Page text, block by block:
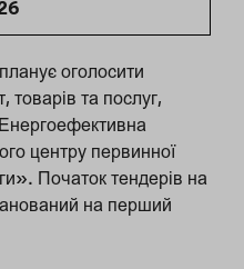
оголосити
товарів та послуг,
центру первинної
Початок тендерів на
на перший